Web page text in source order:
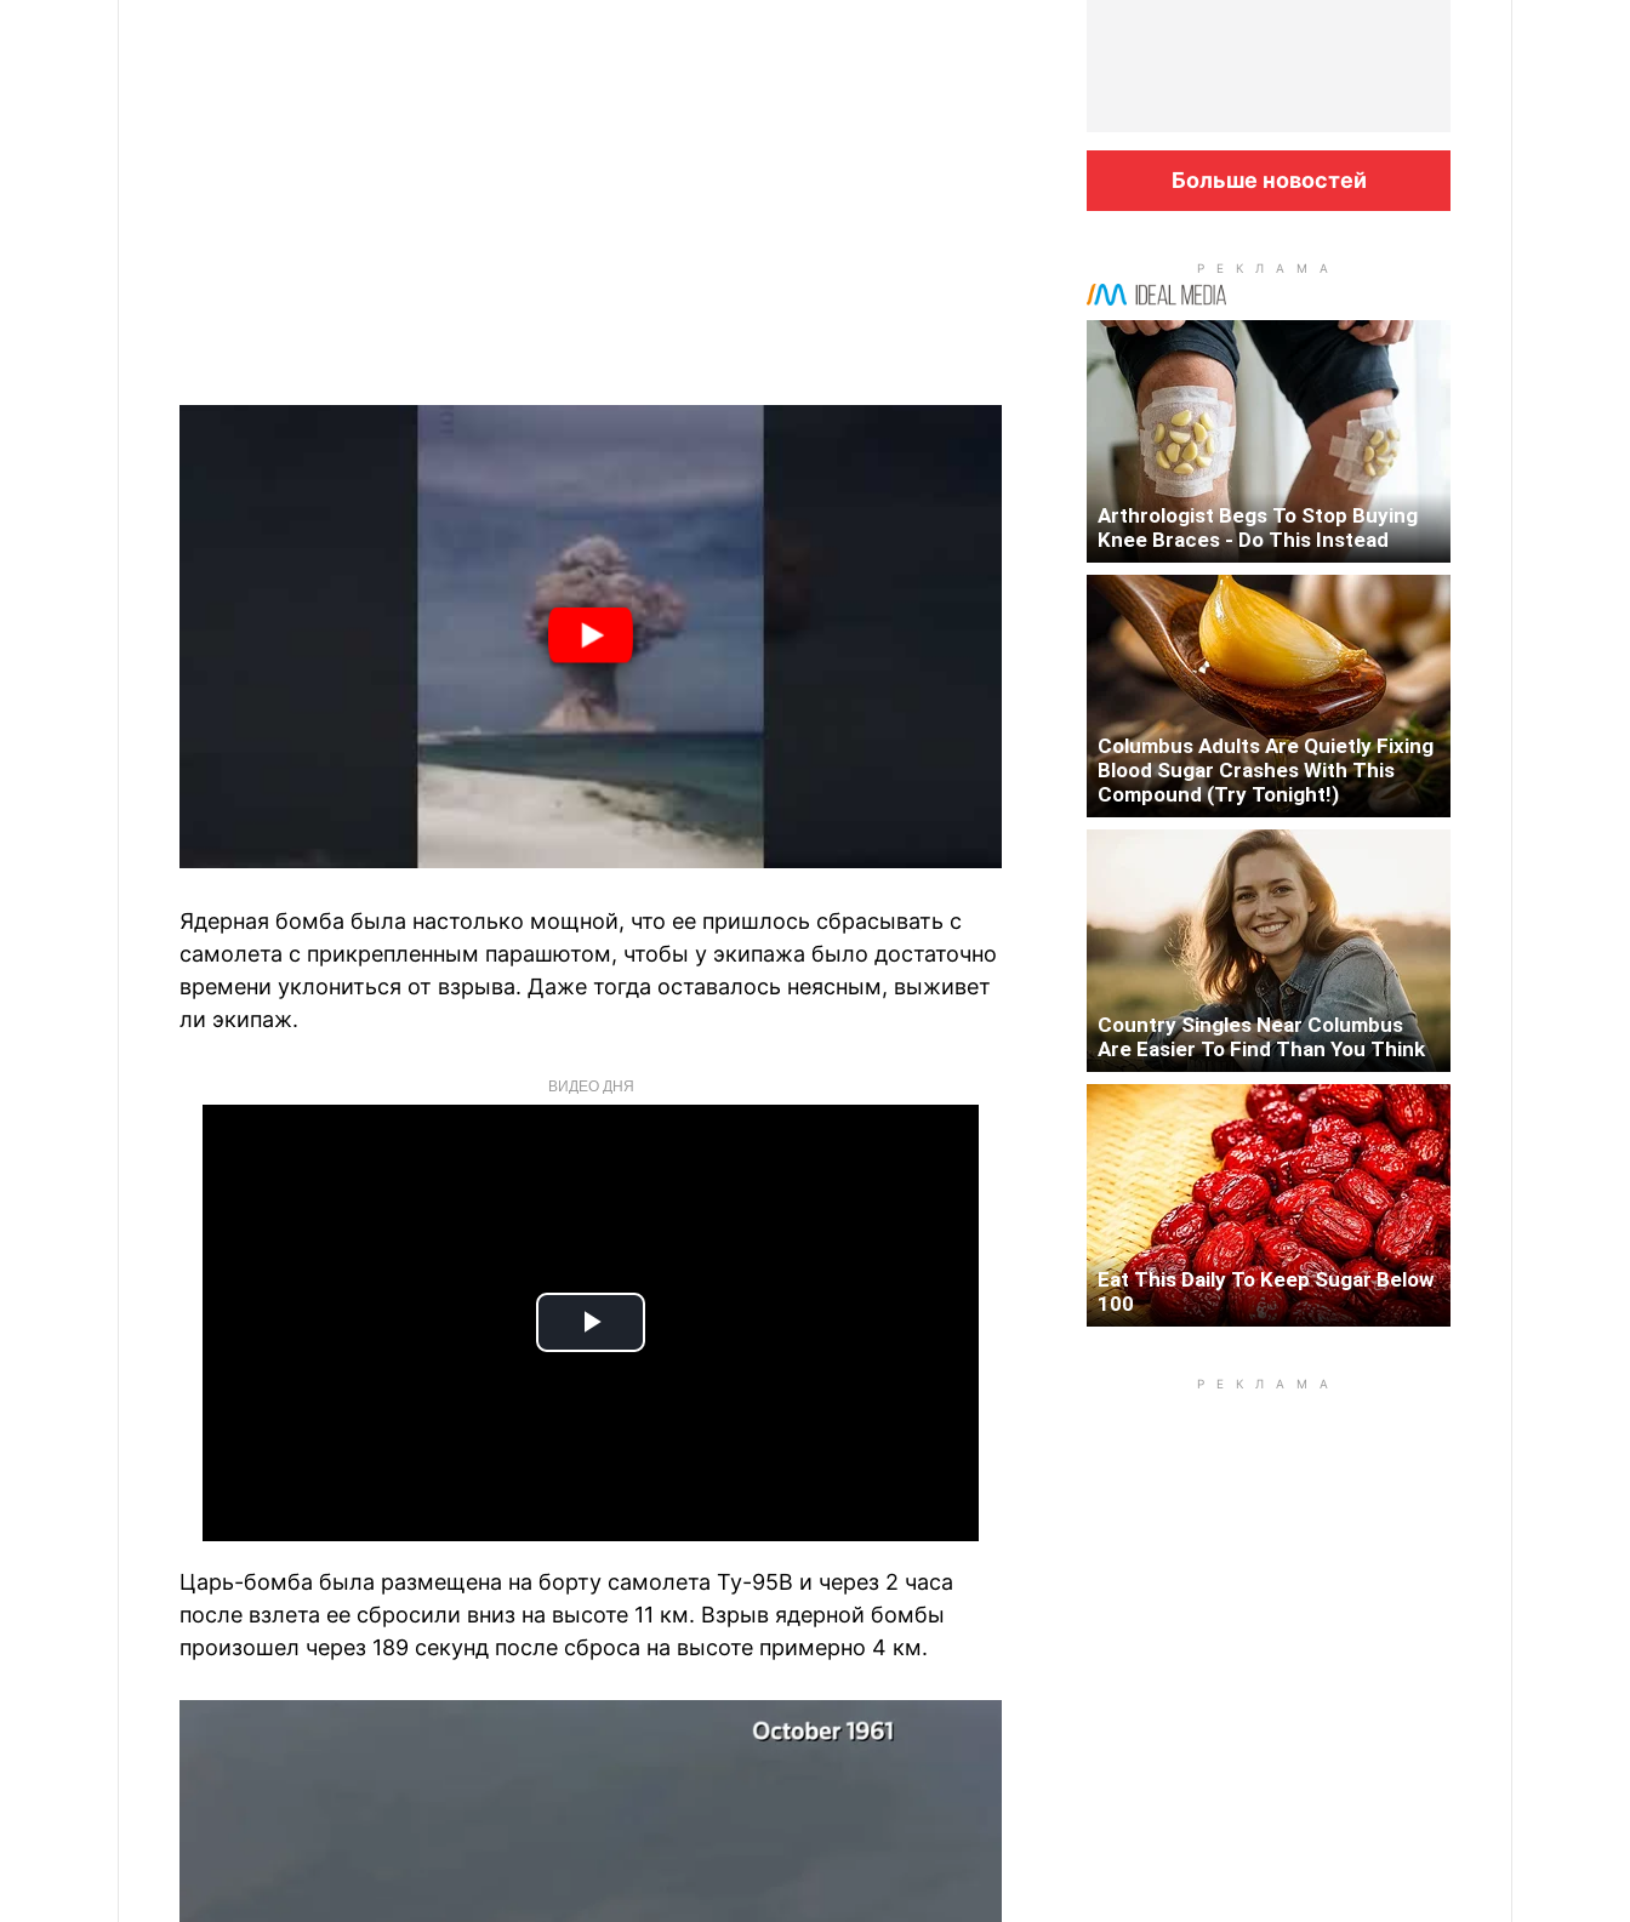
Ядерная бомба была настолько мощной, что ее пришлось сбрасывать с
самолета с прикрепленным парашютом, чтобы у экипажа было достаточно
времени уклониться от взрыва. Даже тогда оставалось неясным, выживет
ли экипаж.
ВИДЕО ДНЯ
Play
Царь-бомба была размещена на борту самолета Ту-95В и через 2 часа
после взлета ее сбросили вниз на высоте 11 км. Взрыв ядерной бомбы
произошел через 189 секунд после сброса на высоте примерно 4 км.
Больше новостей